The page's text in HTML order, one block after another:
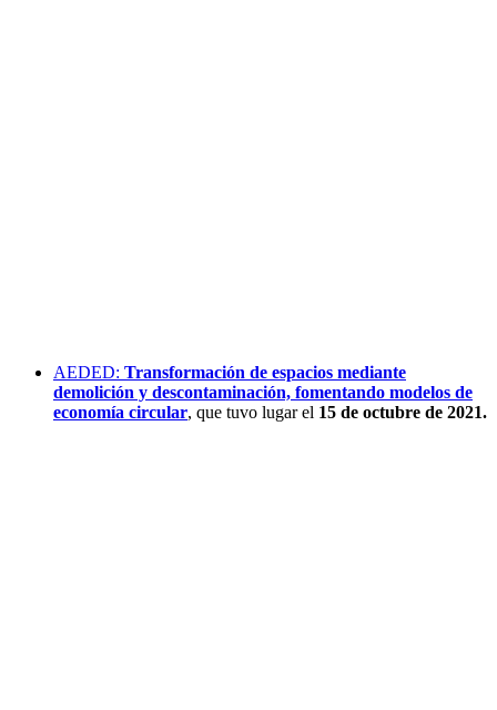
AEDED: Transformación de espacios mediante
demolición y descontaminación, fomentando modelos de
economía circular, que tuvo lugar el 15 de octubre de 2021.